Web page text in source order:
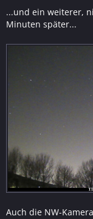
...und ein weiterer,
Minuten später...
Auch die NW-